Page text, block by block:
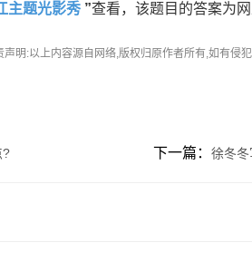
主题光影秀 ”查看，该题目的答案为
声明:以上内容源自网络,版权归原作者所有,如有侵
? 下一篇： 徐冬